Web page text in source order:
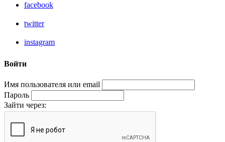
facebook
twitter
instagram
Войти
Имя пользователя или email
Пароль
Зайти через: